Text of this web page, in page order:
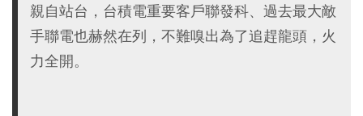
親自站台，台積電重要客戶聯發科、過去最大敵
手聯電也赫然在列，不難嗅出為了追趕龍頭，火
力全開。